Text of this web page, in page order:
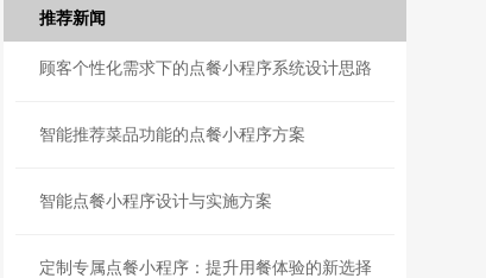
推荐新闻
顾客个性化需求下的点餐小程序系统设计思路
智能推荐菜品功能的点餐小程序方案
智能点餐小程序设计与实施方案
定制专属点餐小程序：提升用餐体验的新选择